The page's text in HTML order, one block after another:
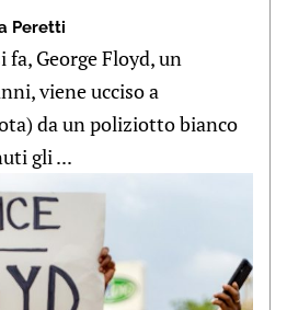
Peretti
George Floyd, un
viene ucciso a
da un poliziotto bianco
gli ...